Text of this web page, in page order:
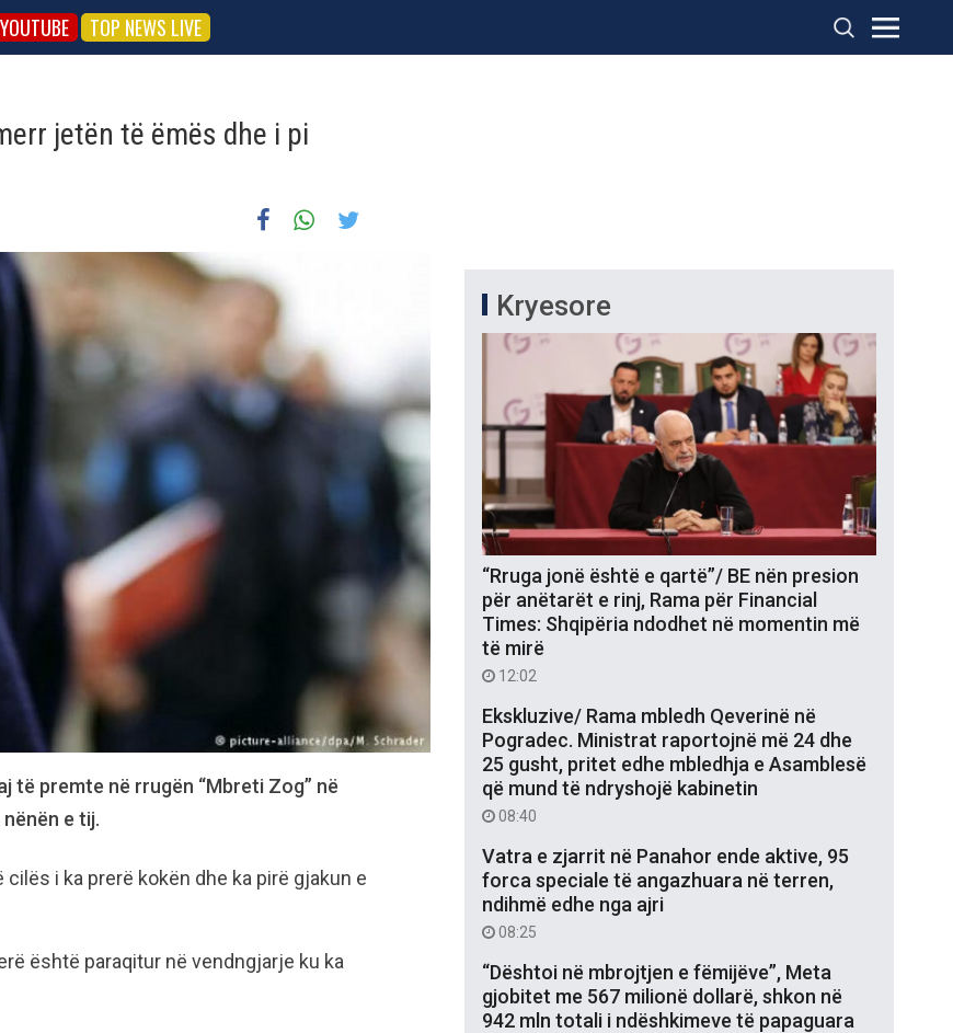
YOUTUBE TOP NEWS LIVE
jetën të ëmës dhe i pi
të premte në rrugën “Mbreti Zog” në
e tij.
i ka prerë kokën dhe ka pirë gjakun e
është paraqitur në vendngjarje ku ka
Kryesore
“Rruga jonë është e qartë”/ BE nën presion
për anëtarët e rinj, Rama për Financial
Times: Shqipëria ndodhet në momentin më
të mirë
12:02
Ekskluzive/ Rama mbledh Qeverinë në
Pogradec. Ministrat raportojnë më 24 dhe
25 gusht, pritet edhe mbledhja e Asamblesë
që mund të ndryshojë kabinetin
08:40
Vatra e zjarrit në Panahor ende aktive, 95
forca speciale të angazhuara në terren,
ndihmë edhe nga ajri
08:25
“Dështoi në mbrojtjen e fëmijëve”, Meta
gjobitet me 567 milionë dollarë, shkon në
942 mln totali i ndëshkimeve të papaguara